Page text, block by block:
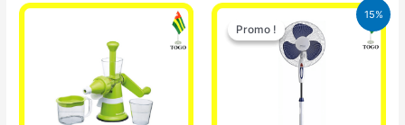
15%
Promo !
Promo !
Le
prix
initial
était :
10.000 CFA.
Le